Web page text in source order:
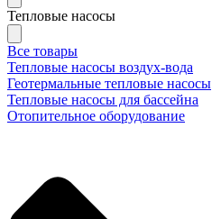
Тепловые насосы
Все товары
Тепловые насосы воздух-вода
Геотермальные тепловые насосы
Тепловые насосы для бассейна
Отопительное оборудование